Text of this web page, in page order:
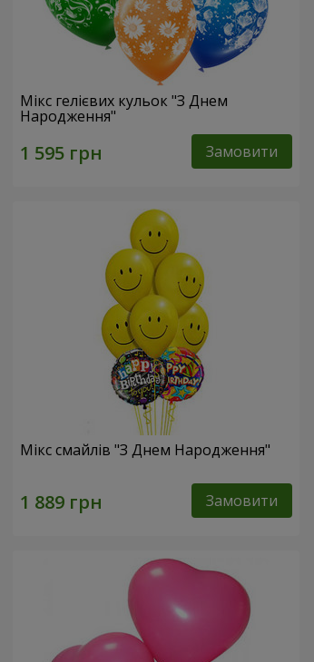
Мікс гелієвих кульок "З Днем
Народження"
Замовити
Мікс смайлів "З Днем Народження"
Замовити